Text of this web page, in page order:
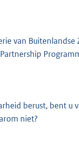
b
van Buitenlandse
berust, bent u
niet?